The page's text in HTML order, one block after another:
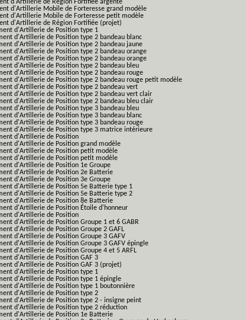
d'Artillerie de Région Fortifiée argenté
d'Artillerie Mobile de Forteresse grand modèle
d'Artillerie Mobile de Forteresse petit modèle
d'Artillerie de Région Fortifiée (projet)
d'Artillerie de Position type 1
d'Artillerie de Position type 2 bandeau blanc
d'Artillerie de Position type 2 bandeau jaune
d'Artillerie de Position type 2 bandeau orange
d'Artillerie de Position type 2 bandeau orange
d'Artillerie de Position type 2 bandeau bleu
d'Artillerie de Position type 2 bandeau rouge
d'Artillerie de Position type 2 bandeau rouge petit modèle
d'Artillerie de Position type 2 bandeau vert
d'Artillerie de Position type 2 bandeau vert clair
d'Artillerie de Position type 2 bandeau bleu clair
d'Artillerie de Position type 3 bandeau bleu
d'Artillerie de Position type 3 bandeau blanc
d'Artillerie de Position type 3 bandeau rouge
d'Artillerie de Position type 3 matrice intérieure
d'Artillerie de Position
d'Artillerie de Position grand modèle
d'Artillerie de Position petit modèle
d'Artillerie de Position petit modèle
d'Artillerie de Position 1e Groupe
d'Artillerie de Position 2e Batterie
d'Artillerie de Position 3e Groupe
d'Artillerie de Position 5e Batterie type 1
d'Artillerie de Position 5e Batterie type 2
d'Artillerie de Position 8e Batterie
d'Artillerie de Position Étoile d'honneur
d'Artillerie de Position
d'Artillerie de Position Groupe 1 et 6 GABR
d'Artillerie de Position Groupe 2 GAFL
d'Artillerie de Position Groupe 3 GAFV
d'Artillerie de Position Groupe 3 GAFV épingle
d'Artillerie de Position Groupe 4 et 5 ARFL
d'Artillerie de Position GAF 3
d'Artillerie de Position GAF 3 (projet)
d'Artillerie de Position type 1
d'Artillerie de Position type 1 épingle
d'Artillerie de Position type 1 boutonnière
d'Artillerie de Position type 2
d'Artillerie de Position type 2 - insigne peint
d'Artillerie de Position type 2 réduction
d'Artillerie de Position 1e Batterie